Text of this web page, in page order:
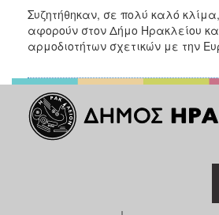
Συζητήθηκαν, σε πολύ καλό
αφορούν στον Δήμο Ηρακλείου
αρμοδιοτήτων σχετικών με την